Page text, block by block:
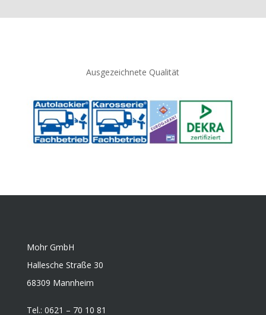
Ausgezeichnete Qualität
Mohr GmbH
Hallesche Straße 30
68309 Mannheim
Tel.: 0621 – 70 10 81